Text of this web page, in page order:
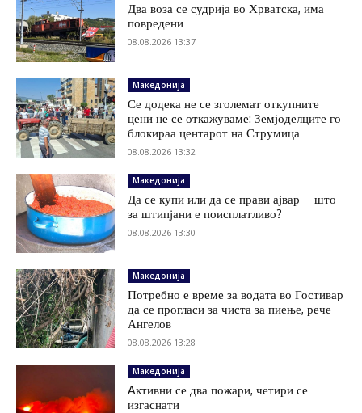
Два воза се судрија во Хрватска, има
повредени
08.08.2026 13:37
Македонија
Се додека не се зголемат откупните
цени не се откажуваме: Земјоделците го
блокираа центарот на Струмица
08.08.2026 13:32
Македонија
Да се купи или да се прави ајвар – што
за штипјани е поисплатливо?
08.08.2026 13:30
Македонија
Потребно е време за водата во Гостивар
да се прогласи за чиста за пиење, рече
Ангелов
08.08.2026 13:28
Македонија
Aктивни се два пожари, четири се
изгаснати